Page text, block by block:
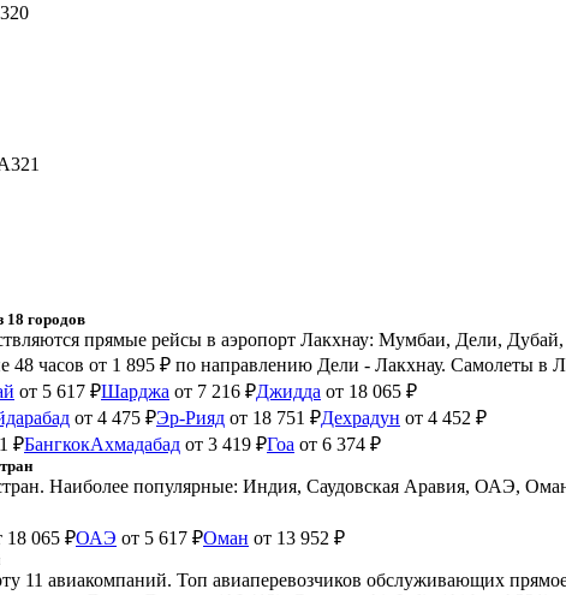
18 городов
прямые рейсы в аэропорт Лакхнау: Мумбаи, Дели,
48 часов от 1 895 ₽ по направлению Дели - Лакхнау. Самолеты в
от 5 617 ₽Шарджа от 7 216 ₽Джидда от 18 065 ₽
от 4 475 ₽Эр-Рияд от 18 751 ₽Дехрадун от 4 452 ₽
₽БангкокАхмадабад от 3 419 ₽Гоа от 6 374 ₽
Наиболее популярные: Индия, Саудовская Аравия, ОАЭ,
18 065 ₽ОАЭ от 5 617 ₽Оман от 13 952 ₽
11 авиакомпаний. Топ авиаперевозчиков обслуживающих